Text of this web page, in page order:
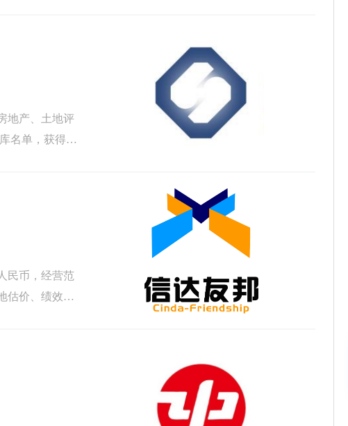
地产、土地评
名单，获得纳
民币，经营范
估价、绩效评